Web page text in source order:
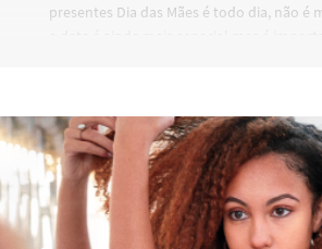
presentes Dia das Mães é todo dia, não é
a data é ainda mais especial mas é
de cabelos. Confira: Hábitos saudáveis são
cabelo ondulado, cacheado